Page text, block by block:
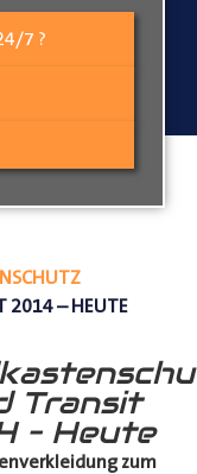
7 ?
2014 – HEUTE
Transit
– Heute
zum